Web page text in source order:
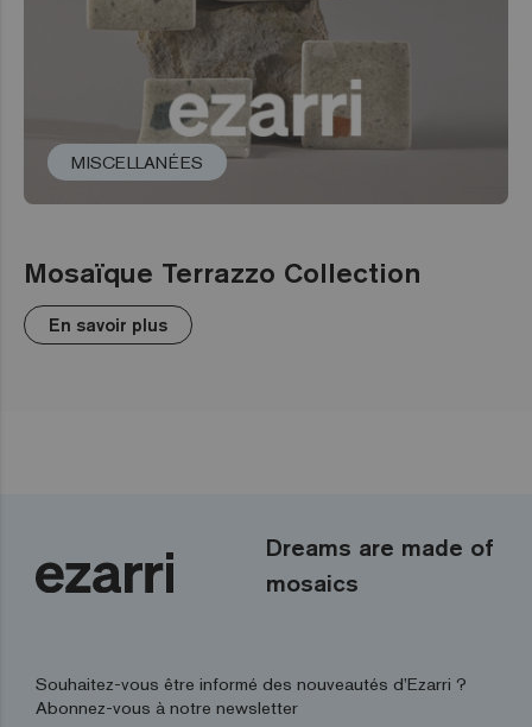
MISCELLANÉES
Mosaïque Terrazzo Collection
En savoir plus
Dreams are made of
mosaics
Souhaitez-vous être informé des nouveautés d’Ezarri ?
Abonnez-vous à notre newsletter